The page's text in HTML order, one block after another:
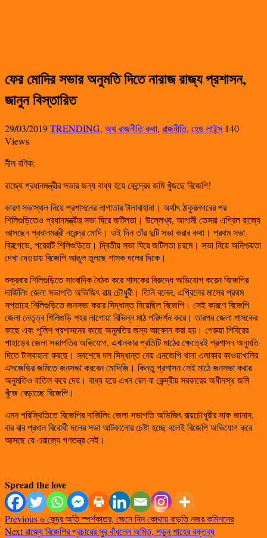
ফের মোদির সভার অনুমতি দিতে নারাজ রাজ্য প্রশাসন,
জানুন বিস্তারিত
29/03/2019TRENDING, অথ রাজনীতি কথা, রাজনীতি, হেড লাইন্স 140
Views
নীল বণিক:
রাজ্যে প্রধানমন্ত্রীর সভার জন্য বাধ্য হয়ে কেন্দ্রের জমি খুঁজছে বিজেপি!
কারণ সভাস্থল নিয়ে প্রশাসনের লাগাতার টালাবাহানা। অর্থাৎ ঠাকুরনগরের পর
শিলিগুড়িতেও প্রধানমন্ত্রীর সভা ঘিরে জটিলতা। উল্লেখ্য, আগামী তেসরা এপ্রিল রাজ্যে
আসছেন প্রধানমন্ত্রী নরেন্দ্র মোদি। ওই দিন তাঁর দুটি সভা করার কথা। প্রথম সভা
ব্রিগেডে, পরেরটি শিলিগুড়িতে। দ্বিতীয় সভা ঘিরে জটিলতা চরমে। সভা নিয়ে অনিশ্চয়তা
দেখা দেওয়ায় বিজেপি আঙুল তুলছে শাসক দলের দিকে।
শুক্রবার শিলিগুড়িতে সাংবাদিক বৈঠক করে শাসকের বিরুদ্ধে অভিযোগ করেন বিজেপির
দার্জিলিং জেলা সভাপতি অভিজিৎ রায় চৌধুরী। তিনি বলেন, এপ্রিলের মাসের প্রথম
সপ্তাহে শিলিগুড়িতে জনসভা করার সিদ্ধান্ত নিয়েছিল বিজেপি। সেই কারণে বিজেপি
জেলা নেতৃত্ব শিলিগুড়ি শহর লাগোয়া বিভিন্ন মাঠ পরিদর্শন করে। তারপর জেলা শাসকের
কাছে এবং পুলিশ প্রশাসনের কাছে অনুমতির জন্য আবেদন করা হয়। গেরুয়া শিবিরের
পাহাড়ের জেলা সভাপতির অভিযোগ, এখানকার প্রতিটি মাঠের ক্ষেত্রেই প্রশাসন অনুমতি
দিতে টালবাহানা করছে। সবশেষে দল সিদ্ধান্ত নেয় এনজেপি থানা এলাকার কাওয়াখালির
এসজেডির জমিতে জনসভা করবেন মোদিজি। কিন্তু প্রশাসন সেই মাঠে জনসভা করার
অনুমতিও বাতিল করে দেয়। বাধ্য হয়ে এখন রেল বা কেন্দ্রীয় সরকারের অধীনস্থ জমি
খুঁজে বেড়াচ্ছে বিজেপি।
এমন পরিস্থিতিতে বিজেপির দার্জিলিং জেলা সভাপতি অভিজিৎ রায়চৌধুরীর সাফ জানান,
বার বার প্রধান বিরোধী দলের সভা আটকানোর চেষ্টা হচ্ছে বলেই বিজেপি অভিযোগ করে
আসছে যে এরাজ্যে গণতন্ত্র নেই।
Spread the love
Previous৬ কেন্দ্র অতি স্পর্শকাতর, জেনে নিন কোথায় বাড়তি নজর কমিশনের
Nextরাজ্যে বিজেপির প্রচারের সুর বাঁধলেন অমিত, পড়ুন শাহের বক্তব্য